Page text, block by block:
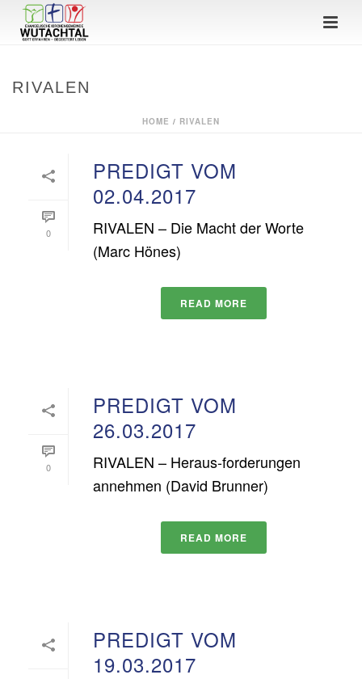
RIVALEN
HOME / RIVALEN
0
PREDIGT VOM
02.04.2017
RIVALEN – Die Macht der Worte
(Marc Hönes)
READ MORE
0
PREDIGT VOM
26.03.2017
RIVALEN – Heraus-forderungen
annehmen (David Brunner)
READ MORE
PREDIGT VOM
19.03.2017